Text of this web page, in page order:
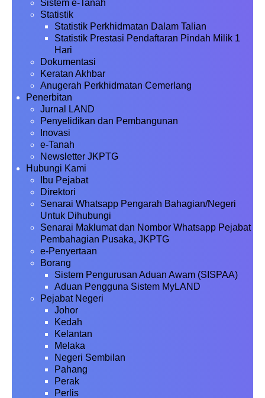
Sistem e-Tanah
Statistik
Statistik Perkhidmatan Dalam Talian
Statistik Prestasi Pendaftaran Pindah Milik 1
Hari
Dokumentasi
Keratan Akhbar
Anugerah Perkhidmatan Cemerlang
Penerbitan
Jurnal LAND
Penyelidikan dan Pembangunan
Inovasi
e-Tanah
Newsletter JKPTG
Hubungi Kami
Ibu Pejabat
Direktori
Senarai Whatsapp Pengarah Bahagian/Negeri
Untuk Dihubungi
Senarai Maklumat dan Nombor Whatsapp Pejabat
Pembahagian Pusaka, JKPTG
e-Penyertaan
Borang
Sistem Pengurusan Aduan Awam (SISPAA)
Aduan Pengguna Sistem MyLAND
Pejabat Negeri
Johor
Kedah
Kelantan
Melaka
Negeri Sembilan
Pahang
Perak
Perlis